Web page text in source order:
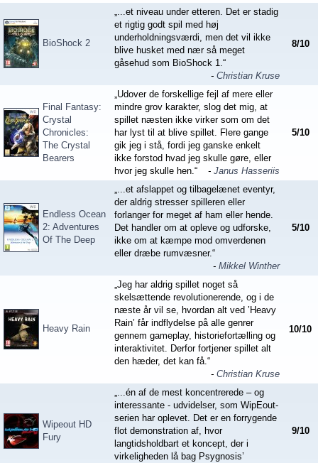
BioShock 2
„...et niveau under etteren. Det er stadig
et rigtig godt spil med høj
underholdningsværdi, men det vil ikke
blive husket med nær så meget
gåsehud som BioShock 1.“
- Christian Kruse
8/10
Final Fantasy:
Crystal
Chronicles:
The Crystal
Bearers
„Udover de forskellige fejl af mere eller
mindre grov karakter, slog det mig, at
spillet næsten ikke virker som om det
har lyst til at blive spillet. Flere gange
gik jeg i stå, fordi jeg ganske enkelt
ikke forstod hvad jeg skulle gøre, eller
hvor jeg skulle hen.“
- Janus Hasseriis
5/10
Endless Ocean
2: Adventures
Of The Deep
„...et afslappet og tilbagelænet eventyr,
der aldrig stresser spilleren eller
forlanger for meget af ham eller hende.
Det handler om at opleve og udforske,
ikke om at kæmpe mod omverdenen
eller dræbe rumvæsner.“
- Mikkel Winther
5/10
Heavy Rain
„Jeg har aldrig spillet noget så
skelsættende revolutionerende, og i de
næste år vil se, hvordan alt ved ’Heavy
Rain’ får indflydelse på alle genrer
gennem gameplay, historiefortælling og
interaktivitet. Derfor fortjener spillet alt
den hæder, det kan få.“
- Christian Kruse
10/10
Wipeout HD
Fury
„...én af de mest koncentrerede – og
interessante - udvidelser, som WipEout-
serien har oplevet. Det er en forrygende
flot demonstration af, hvor
langtidsholdbart et koncept, der i
virkeligheden lå bag Psygnosis’
9/10